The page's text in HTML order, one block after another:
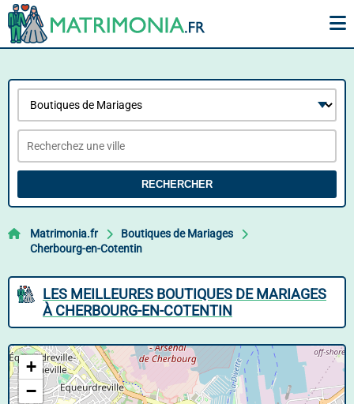
RECHERCHER
Matrimonia.fr
Boutiques de Mariages
Cherbourg-en-Cotentin
LES MEILLEURES BOUTIQUES DE MARIAGES
À CHERBOURG-EN-COTENTIN
+
−